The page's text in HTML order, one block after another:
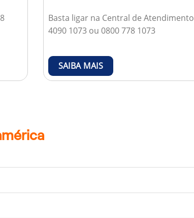
Basta ligar na Central de Atendimento
4090 1073 ou 0800 778 1073
SAIBA MAIS